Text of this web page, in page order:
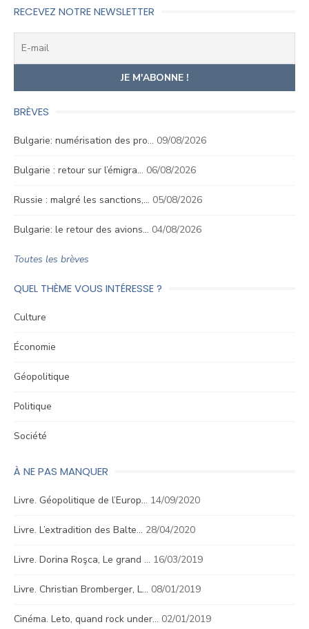
RECEVEZ NOTRE NEWSLETTER
BRÈVES
Bulgarie: numérisation des pro… 09/08/2026
Bulgarie : retour sur l’émigra… 06/08/2026
Russie : malgré les sanctions,… 05/08/2026
Bulgarie: le retour des avions… 04/08/2026
Toutes les brèves
QUEL THÈME VOUS INTÉRESSE ?
Culture
Économie
Géopolitique
Politique
Société
À NE PAS MANQUER
Livre. Géopolitique de l’Europ… 14/09/2020
Livre. L’extradition des Balte… 28/04/2020
Livre. Dorina Roşca, Le grand … 16/03/2019
Livre. Christian Bromberger, L… 08/01/2019
Cinéma. Leto, quand rock under… 02/01/2019